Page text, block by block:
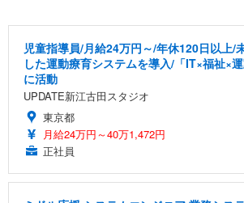
児童指導員/月給24万円～/年休120日以上/
した運動療育システムを導入/「IT×福祉×
に活動
UPDATE新江古田スタジオ
東京都
月給24万円～40万1,472円
正社員